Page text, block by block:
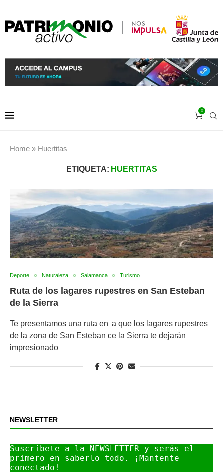
0
Home » Huertitas
ETIQUETA: HUERTITAS
Deporte Naturaleza Salamanca Turismo
Ruta de los lagares rupestres en San Esteban
de la Sierra
Te presentamos una ruta en la que los lagares rupestres
de la zona de San Esteban de la Sierra te dejarán
impresionado
NEWSLETTER
Suscríbete a la NEWSLETTER y serás el
primero en saberlo todo. ¡Mantente
conectado!